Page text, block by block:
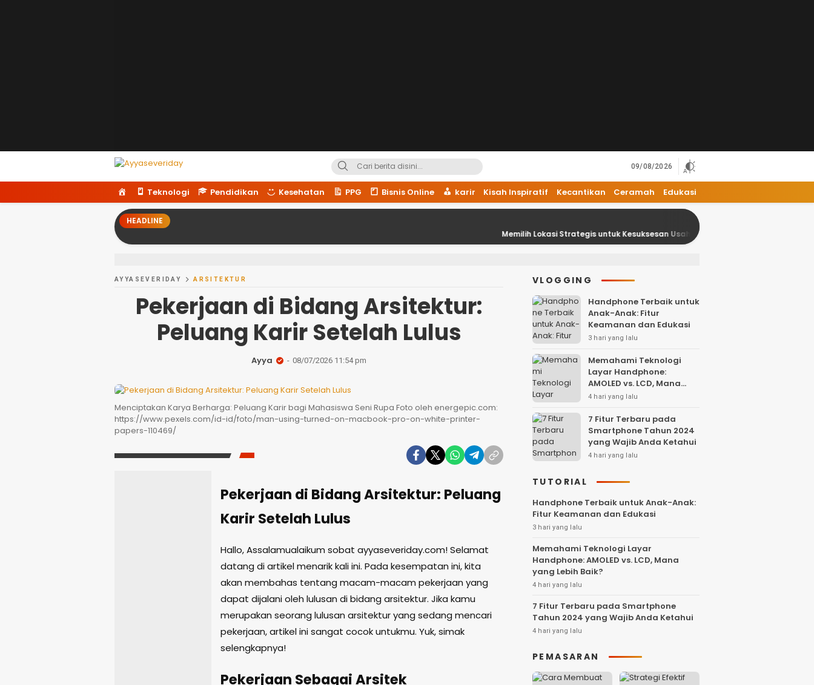
Ayyaseveriday
Beragam Informasi Hari Ini
09/08/2026
o
m
e
Teknologi Pendidikan Kesehatan PPG Bisnis Online karir Kisah Inspiratif Kecantikan Ceramah Edukasi
HEADLINE
Memilih Lokasi Strategis untuk Kesuksesan Usaha Anda
AYYASEVERIDAY ARSITEKTUR
Pekerjaan di Bidang Arsitektur:
Peluang Karir Setelah Lulus
Ayya 08/07/2026 11:54 pm
Menciptakan Karya Berharga: Peluang Karir bagi Mahasiswa Seni Rupa Foto oleh energepic.com:
https://www.pexels.com/id-id/foto/man-using-turned-on-macbook-pro-on-white-printer-
papers-110469/
Pekerjaan di Bidang Arsitektur: Peluang
Karir Setelah Lulus
Hallo, Assalamualaikum sobat ayyaseveriday.com! Selamat
datang di artikel menarik kali ini. Pada kesempatan ini, kita
akan membahas tentang macam-macam pekerjaan yang
dapat dijalani oleh lulusan di bidang arsitektur. Jika kamu
merupakan seorang lulusan arsitektur yang sedang mencari
pekerjaan, artikel ini sangat cocok untukmu. Yuk, simak
selengkapnya!
Pekerjaan Sebagai Arsitek
VLOGGING
Handphone Terbaik untuk
Anak-Anak: Fitur
Keamanan dan Edukasi
3 hari yang lalu
Memahami Teknologi
Layar Handphone:
AMOLED vs. LCD, Mana
yang Lebih Baik?
4 hari yang lalu
7 Fitur Terbaru pada
Smartphone Tahun 2024
yang Wajib Anda Ketahui
4 hari yang lalu
TUTORIAL
Handphone Terbaik untuk Anak-Anak:
Fitur Keamanan dan Edukasi
3 hari yang lalu
Memahami Teknologi Layar
Handphone: AMOLED vs. LCD, Mana
yang Lebih Baik?
4 hari yang lalu
7 Fitur Terbaru pada Smartphone
Tahun 2024 yang Wajib Anda Ketahui
4 hari yang lalu
PEMASARAN